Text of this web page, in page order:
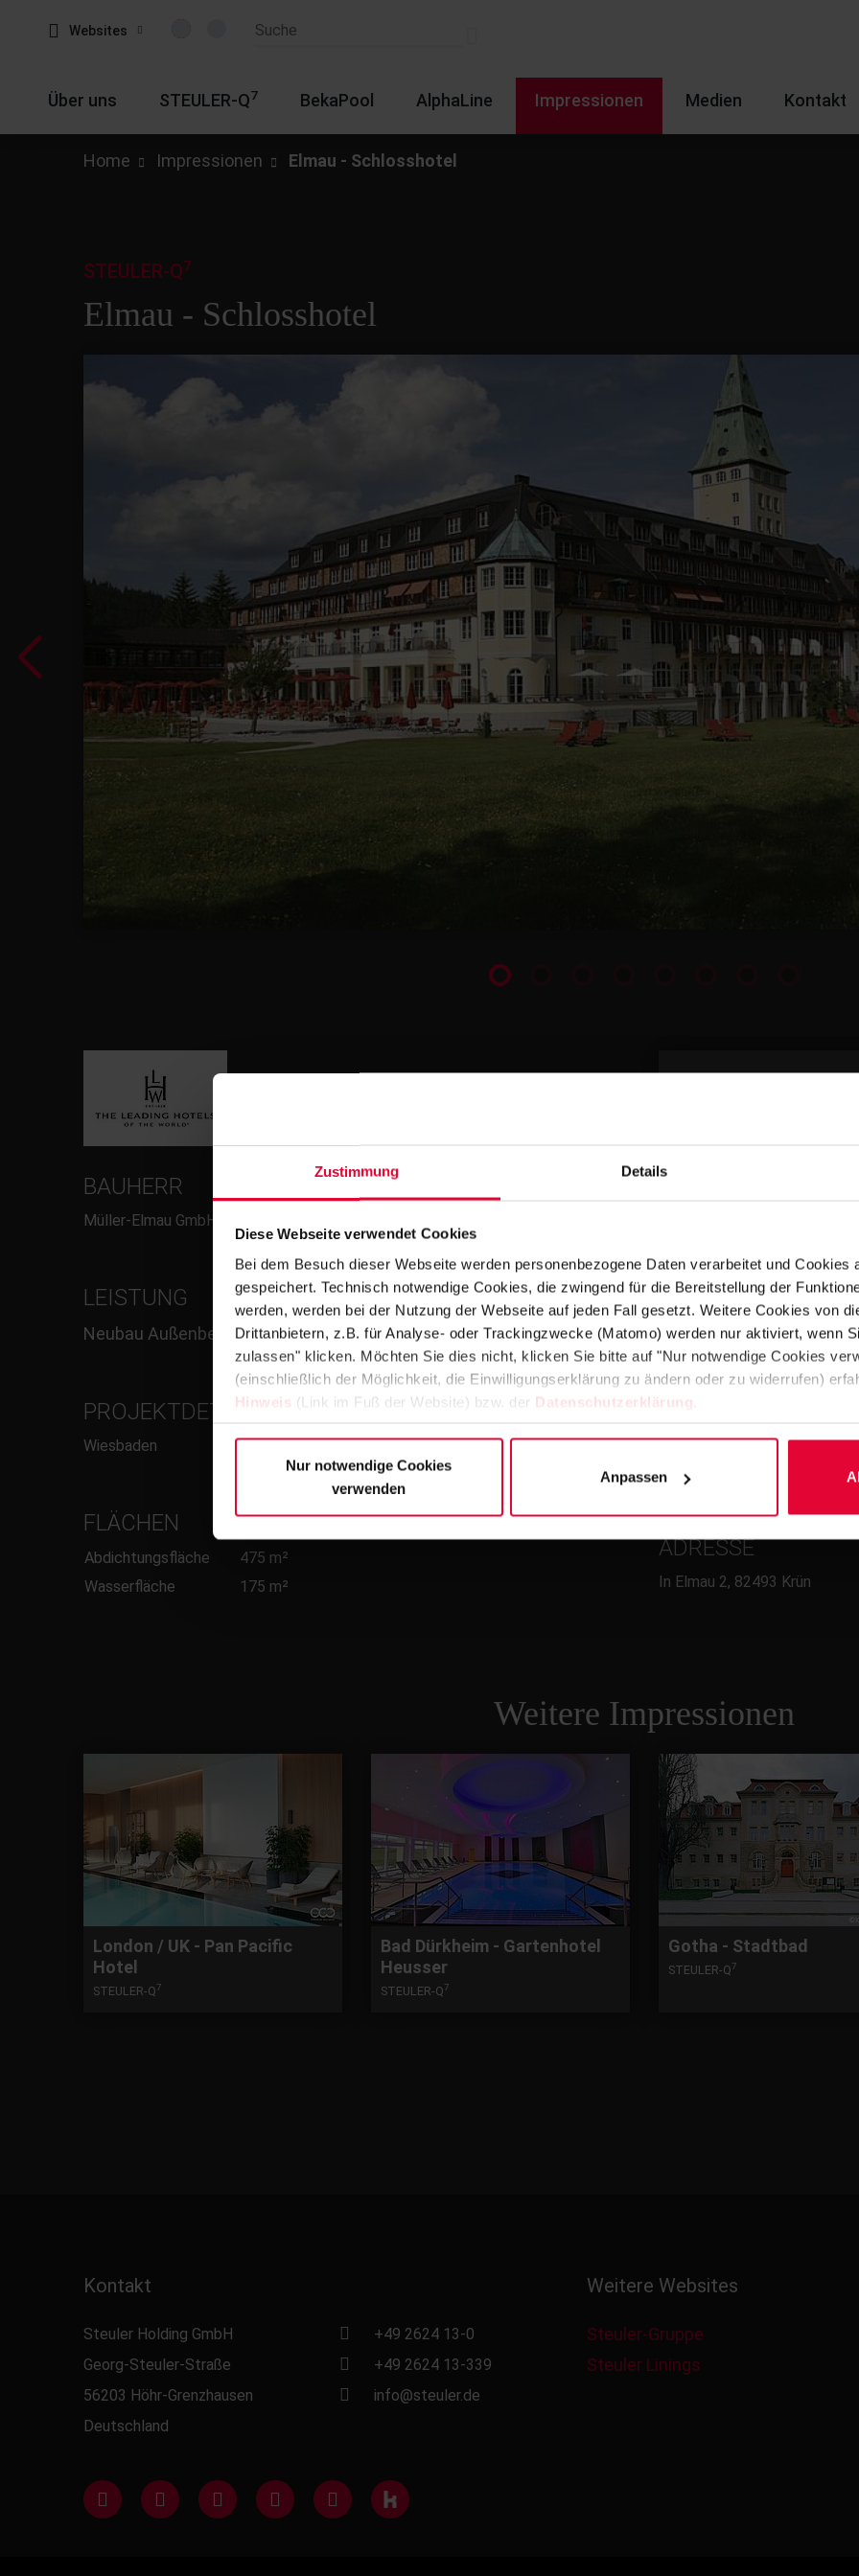
Zustimmung Details
Diese Webseite verwendet Cookies
Bei dem Besuch dieser Webseite werden personenbezogene Daten verarbeitet und Cookies
gespeichert. Technisch notwendige Cookies, die zwingend für die Bereitstellung der
werden, werden bei der Nutzung der Webseite auf jeden Fall gesetzt. Weitere Cookies von
Drittanbietern, z.B. für Analyse- oder Trackingzwecke (Matomo) werden nur aktiviert, wenn
zulassen" klicken. Möchten Sie dies nicht, klicken Sie bitte auf "Nur notwendige Cookies
(einschließlich der Möglichkeit, die Einwilligungserklärung zu ändern oder zu widerrufen)
Hinweis (Link im Fuß der Website) bzw. der Datenschutzerklärung
Nur notwendige Cookies
verwenden
Anpassen
Websites
Über uns STEULER-Q7 BekaPool AlphaLine Impressionen Medien Kontakt
Home Impressionen Elmau - Schlosshotel
Elmau - Schlosshotel
STEULER-Q7
BAUHERR
Müller-Elmau GmbH
LEISTUNG
Neubau Außenbecken
PROJEKTDETAILS/RINNE
Wiesbaden
FLÄCHEN
Abdichtungsfläche
475 m²
Wasserfläche
175 m²
FERTIGSTELLUNG
2007
ADRESSE
In Elmau 2, 82493 Krün
Weitere Impressionen
London / UK - Pan Pacific
Hotel
STEULER-Q7
Bad Dürkheim - Gartenhotel
Heusser
STEULER-Q7
Gotha - Stadtbad
STEULER-Q7
Kontakt
Steuler Holding GmbH
Georg-Steuler-Straße
56203 Höhr-Grenzhausen
Deutschland
+49 2624 13-0
+49 2624 13-339
info@steuler.de
Weitere Websites
Steuler-Gruppe
Steuler Linings